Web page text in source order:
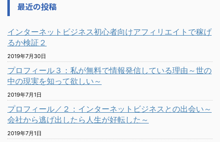
最近の投稿
インターネットビジネス初心者向けアフィリエイトで稼げ
るか検証２
2019年7月30日
プロフィール３：私が無料で情報発信している理由～世の
中の現実を知って欲しい～
2019年7月1日
プロフィール／２：インターネットビジネスとの出会い～
会社から逃げ出したら人生が好転した～
2019年7月1日